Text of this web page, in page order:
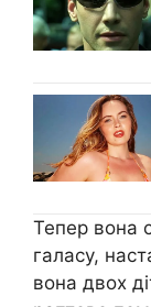
Тепер вона
галасу,
вона двох